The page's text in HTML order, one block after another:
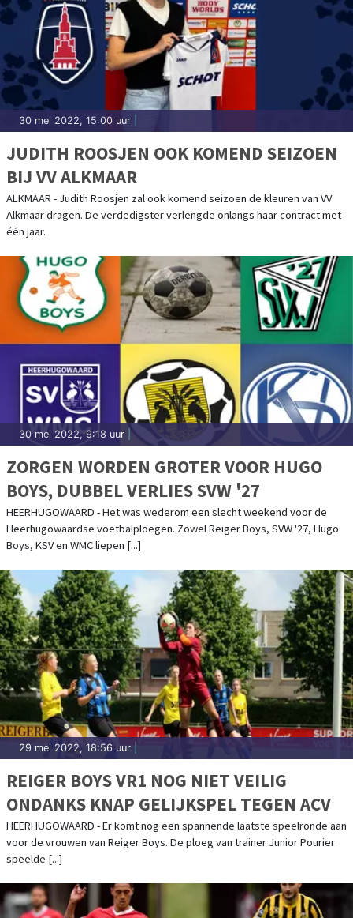
30 mei 2022, 15:00 uur
JUDITH ROOSJEN OOK KOMEND SEIZOEN
BIJ VV ALKMAAR
ALKMAAR - Judith Roosjen zal ook komend seizoen de kleuren van VV
Alkmaar dragen. De verdedigster verlengde onlangs haar contract met
één jaar.
30 mei 2022, 9:18 uur
ZORGEN WORDEN GROTER VOOR HUGO
BOYS, DUBBEL VERLIES SVW '27
HEERHUGOWAARD - Het was wederom een slecht weekend voor de
Heerhugowaardse voetbalploegen. Zowel Reiger Boys, SVW '27, Hugo
Boys, KSV en WMC liepen [...]
29 mei 2022, 18:56 uur
REIGER BOYS VR1 NOG NIET VEILIG
ONDANKS KNAP GELIJKSPEL TEGEN ACV
HEERHUGOWAARD - Er komt nog een spannende laatste speelronde aan
voor de vrouwen van Reiger Boys. De ploeg van trainer Junior Pourier
speelde [...]